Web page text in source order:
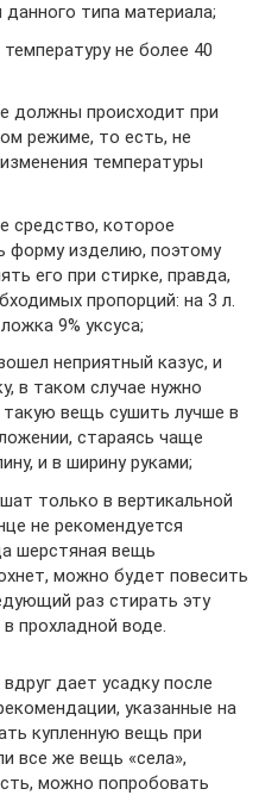
типа материала;
не более 40
должны происходит при
режиме, то есть, не
температуры
средство, которое
форму изделию, поэтому
его при стирке, правда,
пропорций: на 3 л.
9% уксуса;
неприятный казус, и
в таком случае нужно
вещь сушить лучше в
стараясь чаще
и в ширину руками;
только в вертикальной
не рекомендуется
шерстяная вещь
можно будет повесить
раз стирать эту
прохладной воде.
дает усадку после
указанные на
купленную вещь при
все же вещь «села»,
можно попробовать